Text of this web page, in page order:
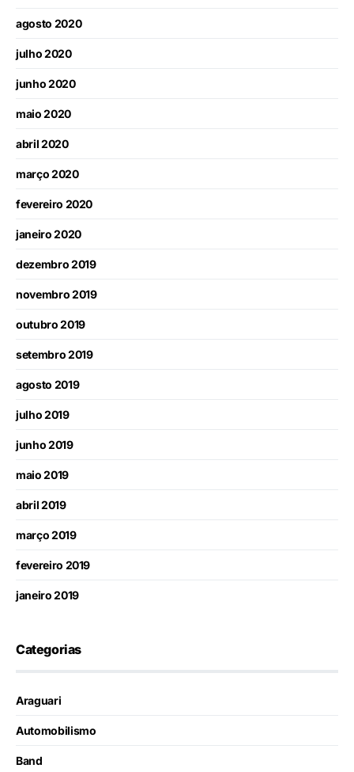
agosto 2020
julho 2020
junho 2020
maio 2020
abril 2020
março 2020
fevereiro 2020
janeiro 2020
dezembro 2019
novembro 2019
outubro 2019
setembro 2019
agosto 2019
julho 2019
junho 2019
maio 2019
abril 2019
março 2019
fevereiro 2019
janeiro 2019
Categorias
Araguari
Automobilismo
Band